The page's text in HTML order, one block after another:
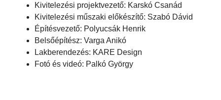
Kivitelezési projektvezető: Karskó Csanád
Kivitelezési műszaki előkészítő: Szabó Dávid
Építésvezető: Polyucsák Henrik
Belsőépítész: Varga Anikó
Lakberendezés: KARE Design
Fotó és videó: Palkó György